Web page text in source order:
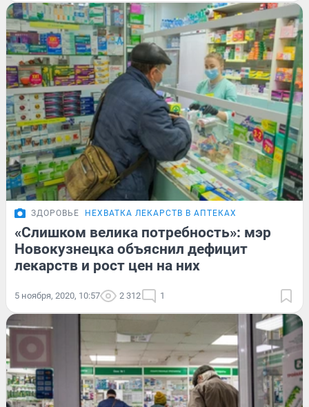
ЗДОРОВЬЕ НЕХВАТКА ЛЕКАРСТВ В АПТЕКАХ
«Слишком велика потребность»: мэр
Новокузнецка объяснил дефицит
лекарств и рост цен на них
5 ноября, 2020, 10:57 2 312 1